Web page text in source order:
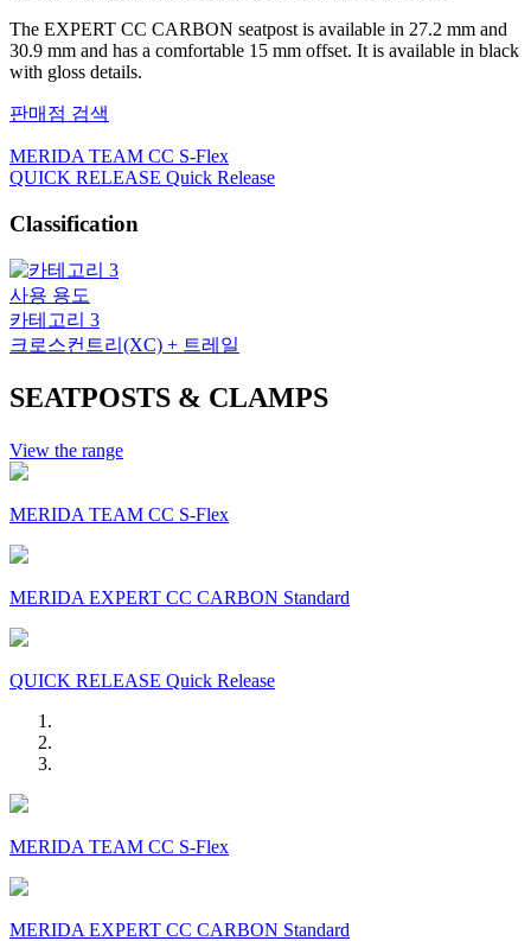
The EXPERT CC CARBON seatpost is available in 27.2 mm and
30.9 mm and has a comfortable 15 mm offset. It is available in black
with gloss details.
판매점 검색
MERIDA TEAM CC S-Flex
QUICK RELEASE Quick Release
Classification
사용 용도
카테고리 3
크로스컨트리(XC) + 트레일
SEATPOSTS & CLAMPS
View the range
MERIDA TEAM CC S-Flex
MERIDA EXPERT CC CARBON Standard
QUICK RELEASE Quick Release
MERIDA TEAM CC S-Flex
MERIDA EXPERT CC CARBON Standard